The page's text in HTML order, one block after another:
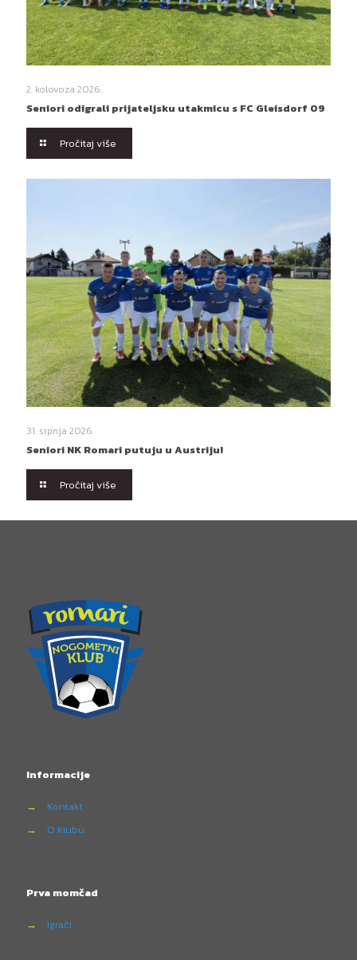
2. kolovoza 2026.
Seniori odigrali prijateljsku utakmicu s FC Gleisdorf 09
Pročitaj više
31. srpnja 2026.
Seniori NK Romari putuju u Austriju!
Pročitaj više
Informacije
→
Kontakt
→
O klubu
Prva momčad
→ Igrači